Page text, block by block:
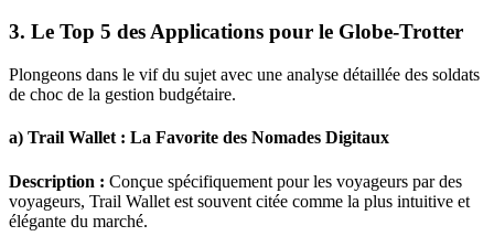
3. Le Top 5 des Applications pour le Globe-Trotter
Plongeons dans le vif du sujet avec une analyse détaillée des soldats
de choc de la gestion budgétaire.
a) Trail Wallet : La Favorite des Nomades Digitaux
Description : Conçue spécifiquement pour les voyageurs par des
voyageurs, Trail Wallet est souvent citée comme la plus intuitive et
élégante du marché.